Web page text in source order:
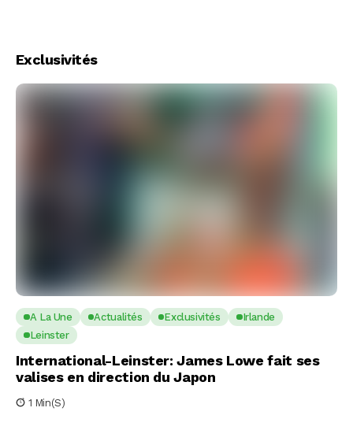
Exclusivités
A La Une Actualités Exclusivités
Irlande
Leinster
International-Leinster: James Lowe fait ses
valises en direction du Japon
1 Min(s)